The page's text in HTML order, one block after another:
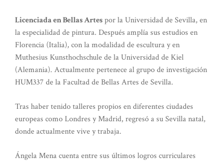
Licenciada en Bellas Artespor la Universidad de Sevilla, en
la especialidad de pintura. Después amplía sus estudios en
Florencia (Italia), con la modalidad de escultura y en
Muthesius Kunsthochschule de la Universidad de Kiel
(Alemania). Actualmente pertenece al grupo de investigación
HUM337 de la Facultad de Bellas Artes de Sevilla.
Tras haber tenido talleres propios en diferentes ciudades
europeas como Londres y Madrid, regresó a su Sevilla natal,
donde actualmente vive y trabaja.
Ángela Mena cuenta entre sus últimos logros curriculares